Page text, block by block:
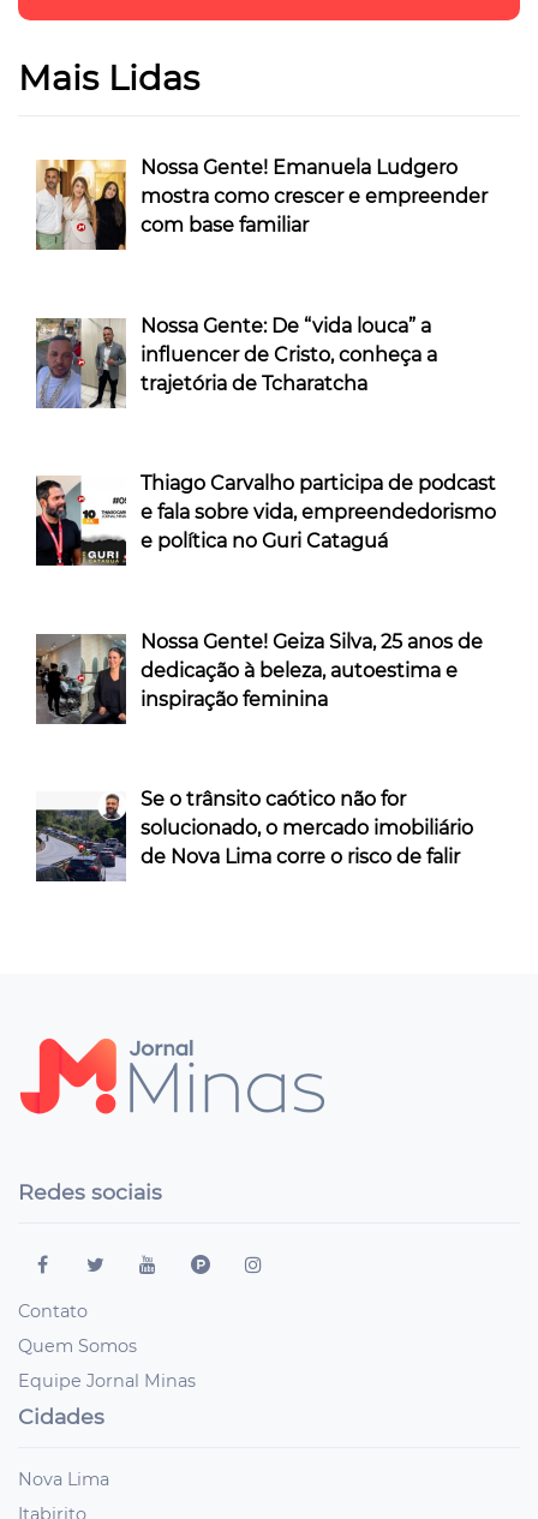
Mais Lidas
Nossa Gente! Emanuela Ludgero
mostra como crescer e empreender
com base familiar
Nossa Gente: De “vida louca” a
influencer de Cristo, conheça a
trajetória de Tcharatcha
Thiago Carvalho participa de podcast
e fala sobre vida, empreendedorismo
e política no Guri Cataguá
Nossa Gente! Geiza Silva, 25 anos de
dedicação à beleza, autoestima e
inspiração feminina
Se o trânsito caótico não for
solucionado, o mercado imobiliário
de Nova Lima corre o risco de falir
Redes sociais
Contato
Quem Somos
Equipe Jornal Minas
Cidades
Nova Lima
Itabirito